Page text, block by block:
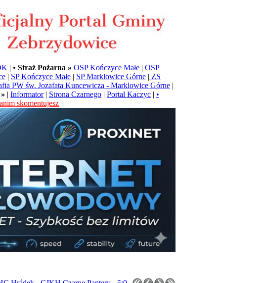
| • Straż Pożarna » OSP Kończyce Małe | OSP
| SP Kończyce Małe | SP Marklowice Górne | ZS
PW św. Jozafata Kuncewicza - Marklowice Górne |
| Informator| Strona Czarnego | Portal Kaczyc | •
skomentujesz